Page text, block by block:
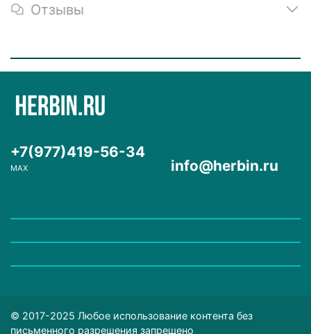
Отзывы
+7(977)419-56-34
MAX info@herbin.ru
© 2017-2025 Любое использование контента без
письменного разрешения запрещено